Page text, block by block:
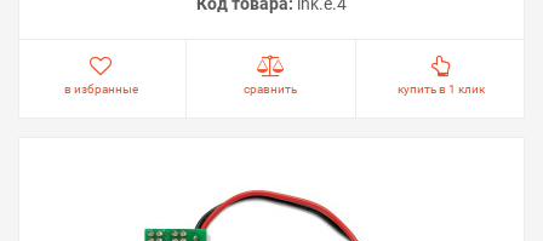
в избранные сравнить купить в 1 клик